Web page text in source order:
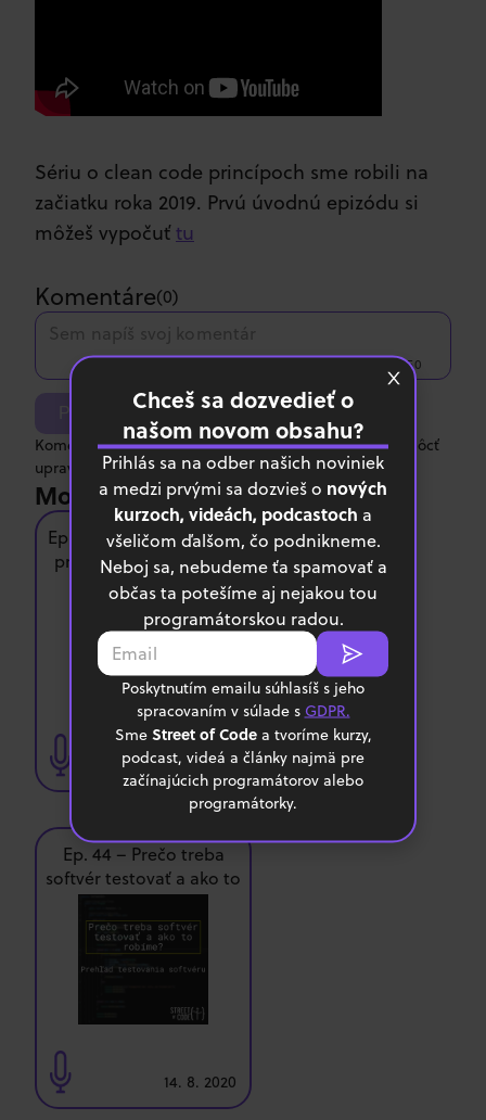
Sériu o clean code princípoch sme robili na
začiatku roka 2019. Prvú úvodnú epizódu si
môžeš vypočuťtu
Komentáre(0)
0/750
Pridať komentár
Komentár píšeš anonymne. Po odoslaní ho nebudeš môcť
upraviť ani zmazať.
Mohlo by ťa zaujímať
Ep. 43 – Môže byť každý
programátorom/kou?
31. 7. 2020
Ep. 44 – Prečo treba
softvér testovať a ako to
robíme?
14. 8. 2020
Chceš sa dozvedieť o
našom novom obsahu?
Prihlás sa na odber našich noviniek
a medzi prvými sa dozvieš o nových
kurzoch, videách, podcastoch a
všeličom ďalšom, čo podnikneme.
Neboj sa, nebudeme ťa spamovať a
občas ta potešíme aj nejakou tou
programátorskou radou.
Poskytnutím emailu súhlasíš s jeho
spracovaním v súlade s GDPR.
Sme Street of Codea tvoríme kurzy,
podcast, videá a články najmä pre
začínajúcich programátorov alebo
programátorky.